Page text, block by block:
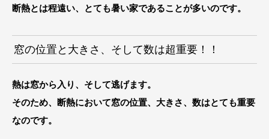
断熱とは程遠い、とても暑い家であることが多いのです。
窓の位置と大きさ、そして数は超重要！！
熱は窓から入り、そして逃げます。
そのため、断熱において窓の位置、大きさ、数はとても重要
なのです。